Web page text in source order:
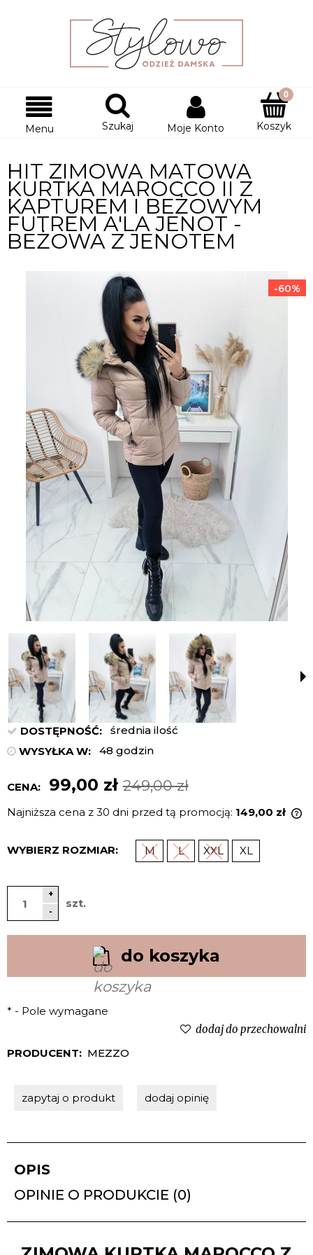
Menu Szukaj Moje Konto Koszyk
HIT ZIMOWA MATOWA
KURTKA MAROCCO II Z
KAPTUREM I BEŻOWYM
FUTREM A'LA JENOT -
BEŻOWA Z JENOTEM
-60%
DOSTĘPNOŚĆ:
średnia ilość
WYSYŁKA W:
48 godzin
CENA: 99,00 zł 249,00 zł
Najniższa cena z 30 dni przed tą promocją: 149,00 zł
WYBIERZ ROZMIAR: M L XXL XL
+
-
szt.
do koszyka
* - Pole wymagane
dodaj do przechowalni
PRODUCENT: MEZZO
zapytaj o produkt dodaj opinię
OPIS
OPINIE O PRODUKCIE (0)